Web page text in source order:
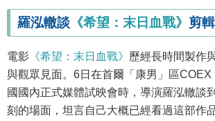
羅泓轍談 《希望：末日血戰》 剪
電影 《希望：末日血戰》 歷經長時間製作
與觀眾見面。6日在首爾「康男」區COEX
國國內正式媒體試映會時，導演羅泓轍談
刻的場面，坦言自己大概已經看過這部作